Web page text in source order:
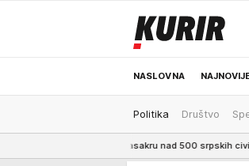
NASLOVNA
ODRŽIVA
Politika Društvo
o masakru nad 500 srpskih civila na Baniji